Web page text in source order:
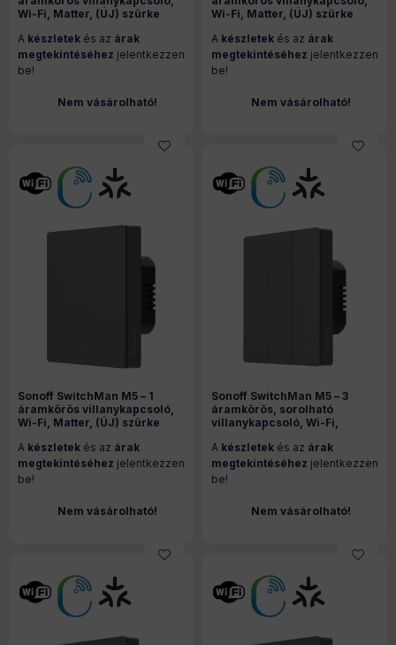
Wi-Fi, Matter, (ÚJ) szürke
A készletek és az árak
megtekintéséhez jelentkezzen
be!
Nem vásárolható!
Wi-Fi, Matter, (ÚJ) szürke
A készletek és az árak
megtekintéséhez jelentkezzen
be!
Nem vásárolható!
Sonoff SwitchMan M5 – 1
áramkörös villanykapcsoló,
Wi-Fi, Matter, (ÚJ) szürke
A készletek és az árak
megtekintéséhez jelentkezzen
be!
Nem vásárolható!
Sonoff SwitchMan M5 – 3
áramkörös, sorolható
villanykapcsoló, Wi-Fi,
80M)
A készletek és az árak
megtekintéséhez jelentkezzen
be!
Nem vásárolható!